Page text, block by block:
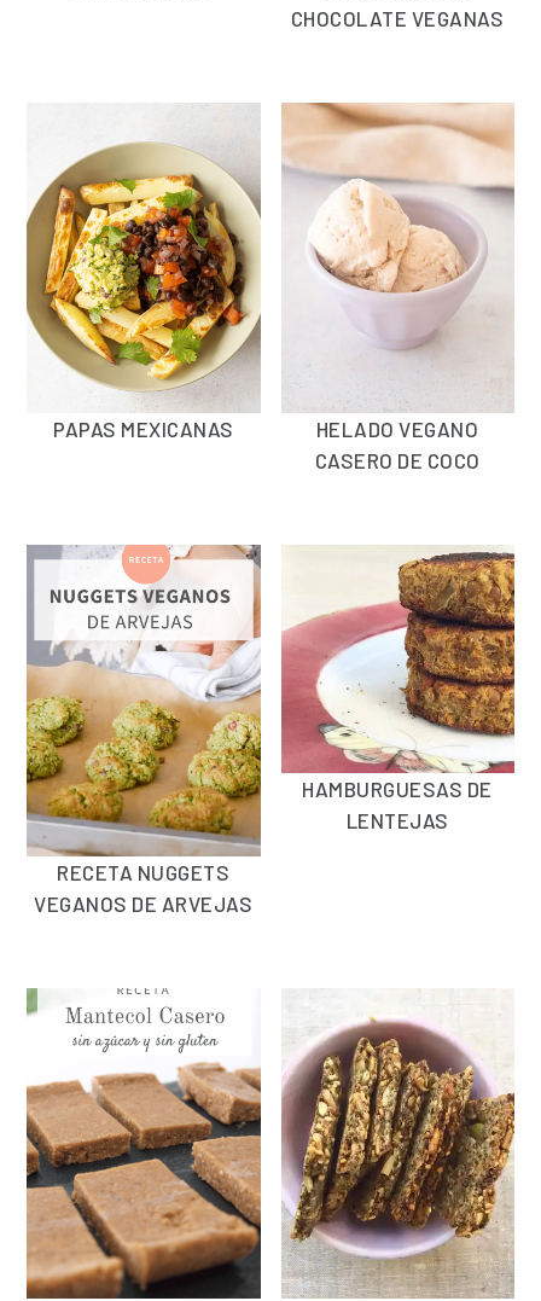
CHOCOLATE VEGANAS
PAPAS MEXICANAS
HELADO VEGANO
CASERO DE COCO
RECETA NUGGETS
VEGANOS DE ARVEJAS
HAMBURGUESAS DE
LENTEJAS